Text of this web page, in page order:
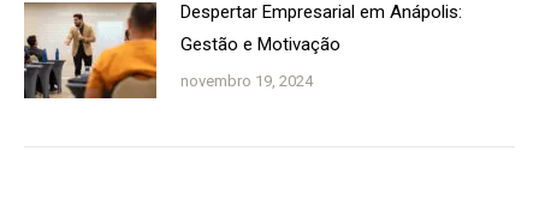
Despertar Empresarial em Anápolis:
Gestão e Motivação
novembro 19, 2024